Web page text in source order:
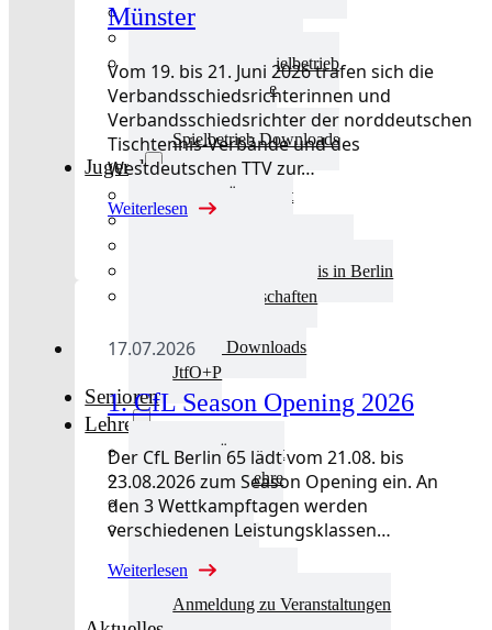
Terminkalender
Mannschaftsspielbetrieb
Vereinsturniere
Schiedsrichter
Spielbetrieb Downloads
Jugend
Jugend Übersicht
Aktuelles Jugend
Schulsport Tischtennis in Berlin
mini-Meisterschaften
Jugend Downloads
JtfO+P
Senioren
Lehre
Lehre Übersicht
Aktuelles Lehre
Fortbildung
Ausbildung
Lehre Downloads
Anmeldung zu Veranstaltungen
Münster
Vom 19. bis 21. Juni 2026 trafen sich die
Verbandsschiedsrichterinnen und
Verbandsschiedsrichter der norddeutschen
Tischtennis-Verbände und des
Westdeutschen TTV zur…
Weiterlesen
17.07.2026
1. CfL Season Opening 2026
Der CfL Berlin 65 lädt vom 21.08. bis
23.08.2026 zum Season Opening ein. An
den 3 Wettkampftagen werden
verschiedenen Leistungsklassen…
Weiterlesen